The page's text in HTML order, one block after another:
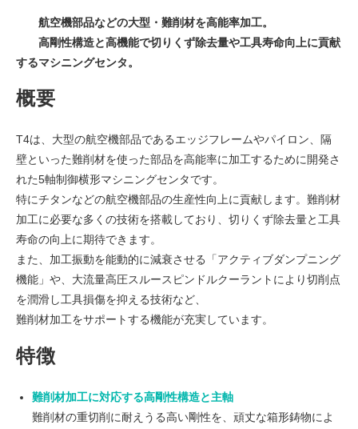
航空機部品などの大型・難削材を高能率加工。
高剛性構造と高機能で切りくず除去量や工具寿命向上に貢献
するマシニングセンタ。
概要
T4は、大型の航空機部品であるエッジフレームやパイロン、隔
壁といった難削材を使った部品を高能率に加工するために開発さ
れた5軸制御横形マシニングセンタです。
特にチタンなどの航空機部品の生産性向上に貢献します。難削材
加工に必要な多くの技術を搭載しており、切りくず除去量と工具
寿命の向上に期待できます。
また、加工振動を能動的に減衰させる「アクティブダンプニング
機能」や、大流量高圧スルースピンドルクーラントにより切削点
を潤滑し工具損傷を抑える技術など、
難削材加工をサポートする機能が充実しています。
特徴
難削材加工に対応する高剛性構造と主軸
難削材の重切削に耐えうる高い剛性を、頑丈な箱形鋳物によ